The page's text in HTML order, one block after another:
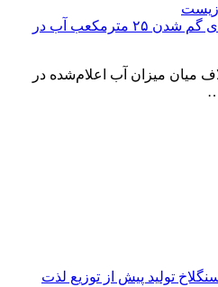
رسوایی آبی در زاینده‌رود؛ معمای گم شدن ۲۵ مترمکعب آب در
میان میزان آب اعلام‌شده در